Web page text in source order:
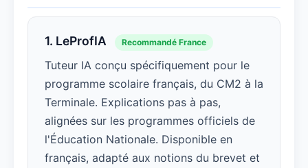
1. LeProfIA Recommandé France
Tuteur IA conçu spécifiquement pour le
programme scolaire français, du CM2 à la
Terminale. Explications pas à pas,
alignées sur les programmes officiels de
l'Éducation Nationale. Disponible en
français, adapté aux notions du brevet et